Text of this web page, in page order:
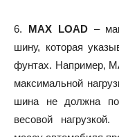
6. MAX LOAD–
шину, которая
фунтах. Например,
максимальной
шина не должна
весовой